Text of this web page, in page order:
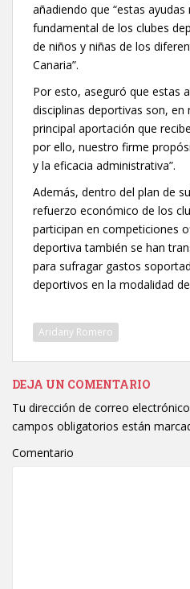
añadiendo que “estas
fundamental de los clubes
de niños y niñas de los
Canaria”.
Por esto, aseguró que estas
disciplinas deportivas son, en
principal aportación que
por ello, nuestro firme
y la eficacia administrativa”.
Además, dentro del plan de
refuerzo económico de los
participan en competiciones
deportiva también se han
para sufragar gastos
deportivos en la modalidad
Aridany Romero
DEJA UN COMENTARIO
Tu dirección de correo
campos obligatorios están
Comentario